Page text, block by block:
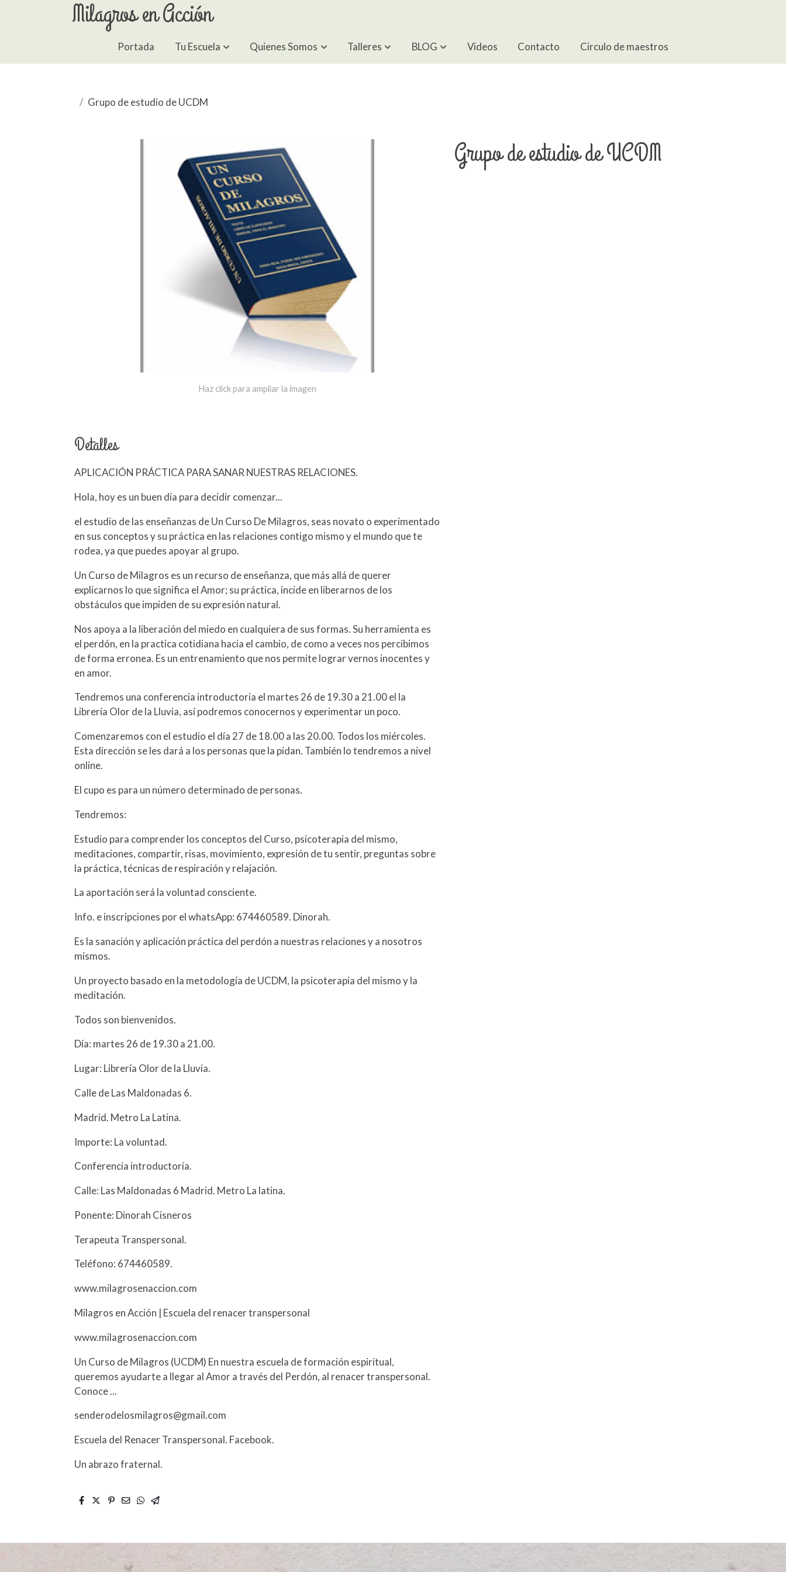
Milagros en Acción
Portada Tu Escuela Quienes Somos Talleres BLOG Videos Contacto Circulo de maestros
Grupo de estudio de UCDM
Haz click para ampliar la imagen
Detalles
APLICACIÓN PRÁCTICA PARA SANAR NUESTRAS RELACIONES.
Hola, hoy es un buen día para decidir comenzar...
el estudio de las enseñanzas de Un Curso De Milagros, seas novato o experimentado
en sus conceptos y su práctica en las relaciones contigo mismo y el mundo que te
rodea, ya que puedes apoyar al grupo.
Un Curso de Milagros es un recurso de enseñanza, que más allá de querer
explicarnos lo que significa el Amor; su práctica, incide en liberarnos de los
obstáculos que impiden de su expresión natural.
Nos apoya a la liberación del miedo en cualquiera de sus formas. Su herramienta es
el perdón, en la practica cotidiana hacia el cambio, de como a veces nos percibimos
de forma erronea. Es un entrenamiento que nos permite lograr vernos inocentes y
en amor.
Tendremos una conferencia introductoria el martes 26 de 19.30 a 21.00 el la
Librería Olor de la Lluvia, así podremos conocernos y experimentar un poco.
Comenzaremos con el estudio el día 27 de 18.00 a las 20.00. Todos los miércoles.
Esta dirección se les dará a los personas que la pidan. También lo tendremos a nivel
online.
El cupo es para un número determinado de personas.
Tendremos:
Estudio para comprender los conceptos del Curso, psicoterapia del mismo,
meditaciones, compartir, risas, movimiento, expresión de tu sentir, preguntas sobre
la práctica, técnicas de respiración y relajación.
La aportación será la voluntad consciente.
Info. e inscripciones por el whatsApp: 674460589. Dinorah.
Es la sanación y aplicación práctica del perdón a nuestras relaciones y a nosotros
mismos.
Un proyecto basado en la metodología de UCDM, la psicoterapia del mismo y la
meditación.
Todos son bienvenidos.
Día: martes 26 de 19.30 a 21.00.
Lugar: Librería Olor de la Lluvia.
Calle de Las Maldonadas 6.
Madrid. Metro La Latina.
Importe: La voluntad.
Conferencia introductoria.
Calle: Las Maldonadas 6 Madrid. Metro La latina.
Ponente: Dinorah Cisneros
Terapeuta Transpersonal.
Teléfono: 674460589.
www.milagrosenaccion.com
Milagros en Acción | Escuela del renacer transpersonal
www.milagrosenaccion.com
Un Curso de Milagros (UCDM) En nuestra escuela de formación espiritual,
queremos ayudarte a llegar al Amor a través del Perdón, al renacer transpersonal.
Conoce ...
senderodelosmilagros@gmail.com
Escuela del Renacer Transpersonal. Facebook.
Un abrazo fraternal.
Grupo de estudio de UCDM